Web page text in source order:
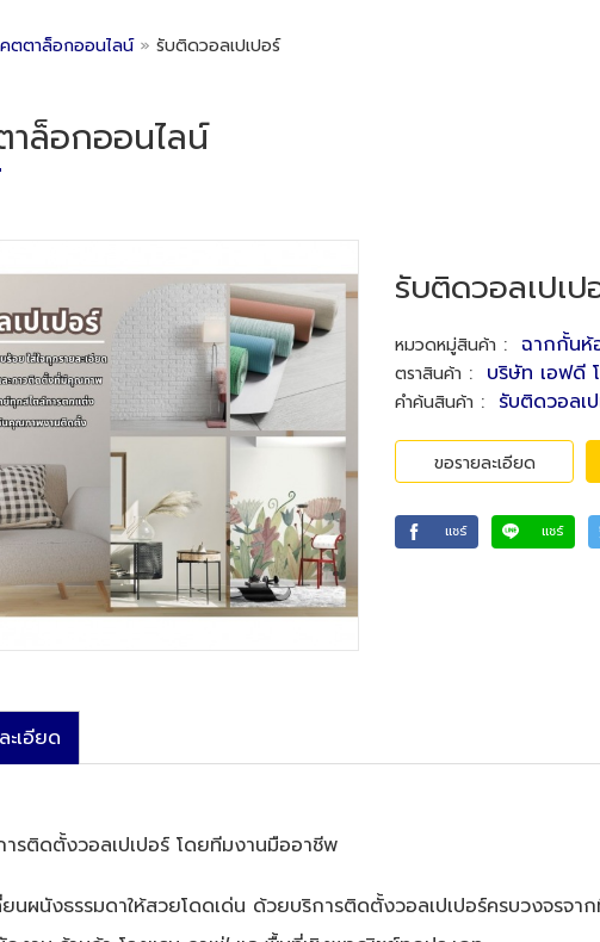
ตตาล็อกออนไลน์ » รับติดวอลเปเปอร์
าล็อกออนไลน์
รับติดวอลเปเป
หมวดหมู่สินค้า : ฉากกั้นห้
ตราสินค้า : บริษัท เอฟดี
คำค้นสินค้า : รับติดวอลเ
ขอรายละเอียด
แชร์ แชร์
ะเอียด
ารติดตั้งวอลเปเปอร์ โดยทีมงานมืออาชีพ
ยนผนังธรรมดาให้สวยโดดเด่น ด้วยบริการติดตั้งวอลเปเปอร์ครบวงจรจ